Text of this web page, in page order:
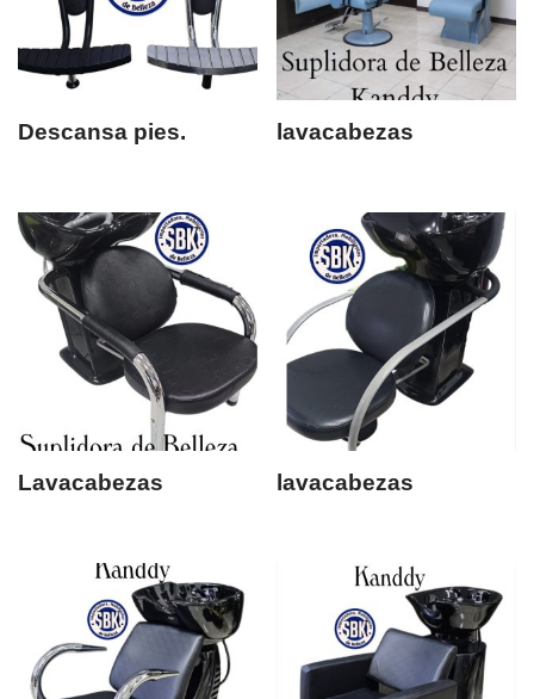
Descansa pies. lavacabezas
Lavacabezas lavacabezas